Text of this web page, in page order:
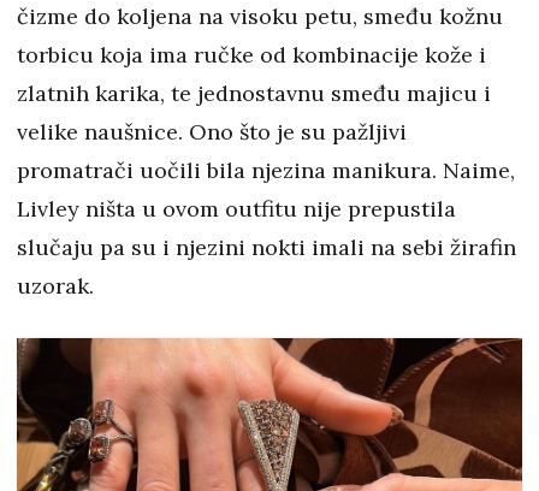
čizme do koljena na visoku petu, smeđu kožnu
torbicu koja ima ručke od kombinacije kože i
zlatnih karika, te jednostavnu smeđu majicu i
velike naušnice. Ono što je su pažljivi
promatrači uočili bila njezina manikura. Naime,
Livley ništa u ovom outfitu nije prepustila
slučaju pa su i njezini nokti imali na sebi žirafin
uzorak.